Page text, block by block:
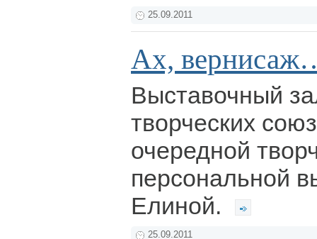
25.09.2011
Ах,
Выставочный
творческих
очередной
персональной
Елиной.
25.09.2011